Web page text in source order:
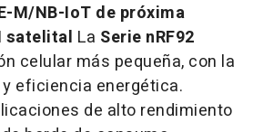
M/NB-IoT de próxima
satelital La Serie nRF92
celular más pequeña, con la
eficiencia energética.
de alto rendimiento